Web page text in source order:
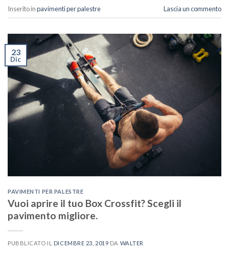
Inserito inpavimenti per palestre Lascia un commento
23
Dic
PAVIMENTI PER PALESTRE
Vuoi aprire il tuo Box Crossfit? Scegli il
pavimento migliore.
PUBBLICATO IL DICEMBRE 23, 2019 DA WALTER